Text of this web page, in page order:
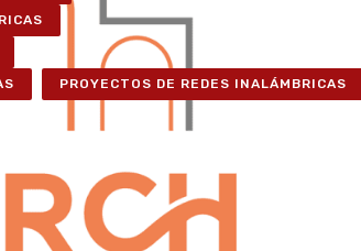
PROYECTOS DE REDES INALÁMBRICAS